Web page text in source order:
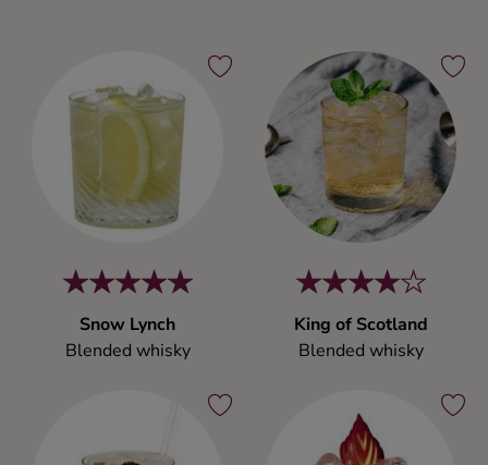
Snow Lynch
Blended whisky
King of Scotland
Blended whisky